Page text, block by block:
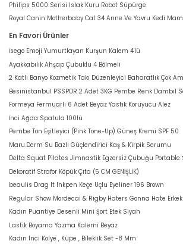
Philips 5000 Serisi Islak Kuru Robot Süpürge
Royal Canin Motherbaby Cat 34 Anne Ve Yavru Kedi
En Favori Ürünler
İsego Emoji Yumurtlayan Kurşun Kalem 4'lü
Ayakkabılık Ahşap Çubuklu 4 Bölmeli
2 Katlı Banyo Kozmetik Takı Düzenleyici Baharatlık Çok
Besinistanbul PSSPOR 2 Adet 3KG Pembe Renk Dambıl
Formeya Fermuarlı 6 Adet Beyaz Yastık Koruyucu Alez
İnci Ağda Spatula 100lü
Pembe Ton Eşitleyici (Pink Tone-Up) Güneş Kremi SPF 50
Maru.Derm Su Bazlı Güçlendirici Kaş & Kirpik Serumu
Delta Squat Pilates Jimnastik Egzersiz Çubuğu Portable
Dekoratif Strafor Köpük Çıta (5 CM GENİŞLİK)
beaulis Drag It Inkpen Keçe Uçlu Eyeliner 196 Brown
Regular Show Mordecai & Rigby Haters Gonna Hate
Kadın Puantiye Desenli Mini Şort Etek Siyah
Lastik Boyama Yazma Kalemi Beyaz
Kadın Inci Kolye , Küpe , Bileklik Set -8 Mm